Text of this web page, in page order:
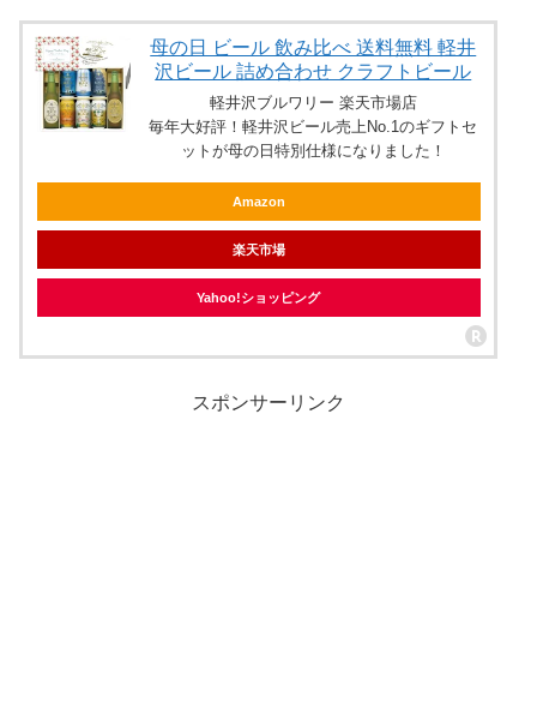
母の日 ビール 飲み比べ 送料無料 軽井
沢ビール 詰め合わせ クラフトビール
軽井沢ブルワリー 楽天市場店
毎年大好評！軽井沢ビール売上No.1のギフトセ
ットが母の日特別仕様になりました！
Amazon
楽天市場
Yahoo!ショッピング
スポンサーリンク